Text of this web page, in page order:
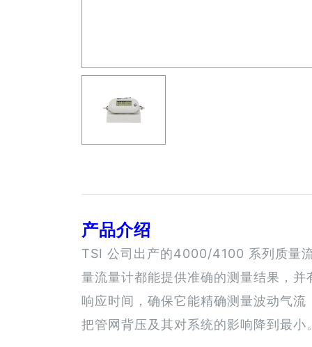
产品介绍
TSI 公司出产的4000/4100 系列质量
量流量计都能提供准确的测量结果，
响应时间，确保它能精确测量波动气
把管网背压及其对系统的影响降到最小